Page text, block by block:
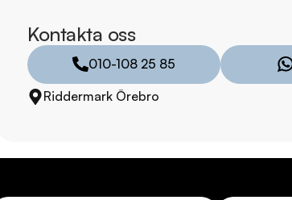
Se hur vi genomför våra tester här:
https://vimeo.com/1011323016
Telefontider:
Måndag - Fredag 09:00 - 19:00
Kontakta oss
010-108 25 85
Riddermark Örebro